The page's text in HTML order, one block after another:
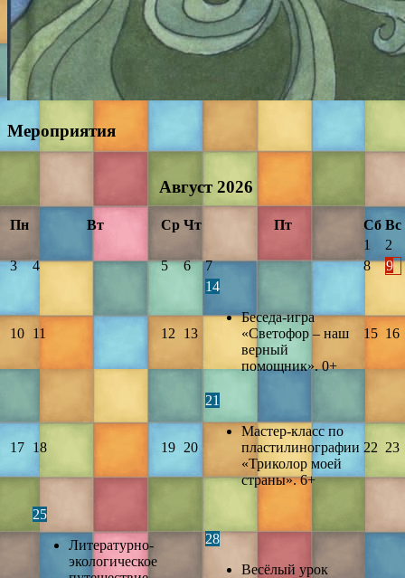
Мероприятия
Август 2026
Пн Вт Ср Чт Пт Сб Вс
1
2
3
4 5 6 7 8 9
10 11 12 13
14
Беседа-игра
«Светофор – наш
верный
помощник». 0+
15 16
17 18 19 20
21
Мастер-класс по
пластилинографии
«Триколор моей
страны». 6+
22 23
25
Литературно-
экологическое
28
Весёлый урок